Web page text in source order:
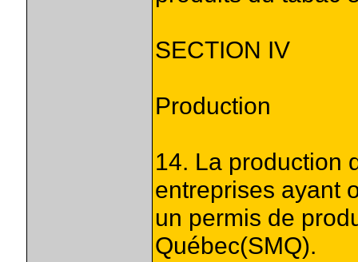
SECTION IV
Production
14. La production
entreprises ayant
un permis de
Québec(SMQ).